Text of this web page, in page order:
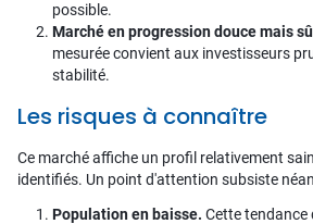
possible.
Marché en progression douce mais
mesurée convient aux investisseurs
stabilité.
Les risques à connaître
Ce marché affiche un profil relativement
identifiés. Un point d'attention subsiste
Population en baisse. Cette tendance